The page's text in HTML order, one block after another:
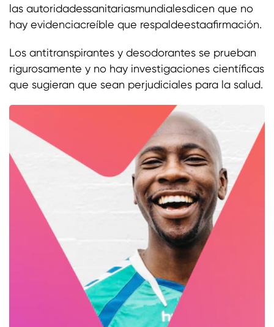
las autoridadessanitariasmundialesdicen que no
hay evidenciacreíble que respaldeestaafirmación.
Los antitranspirantes y desodorantes se prueban
rigurosamente y no hay investigaciones científicas
que sugieran que sean perjudiciales para la salud.